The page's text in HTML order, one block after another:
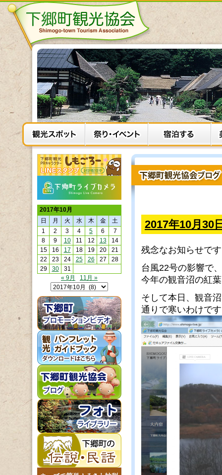
2017年10月30
残念なお知らせで
台風22号の影響で
今年の観音沼の紅
そして本日、観音
通りで寒いわけで
2017年10月
日
月 火 水 木 金
土
1
2 3 4 5 6
7
8
9 10 11 12 13
14
15
16 17 18 19 20
21
22
23 24 25 26 27
28
29
30
31
« 9月
11月 »